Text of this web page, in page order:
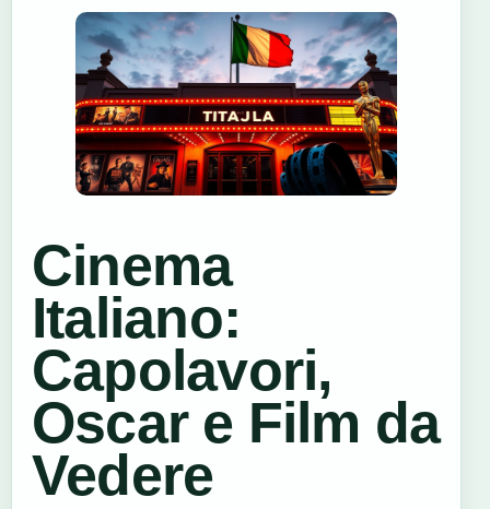
Cinema
Italiano:
Capolavori,
Oscar e Film da
Vedere